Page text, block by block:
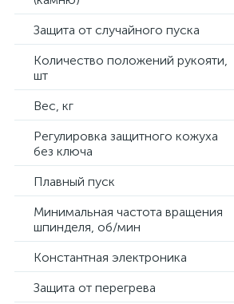
Защита от случайного пуска
Количество положений рукояти,
шт
Вес, кг
Регулировка защитного кожуха
без ключа
Плавный пуск
Минимальная частота вращения
шпинделя, об/мин
Константная электроника
Защита от перегрева